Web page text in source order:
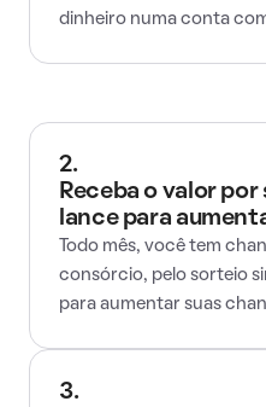
dinheiro numa conta
2.
Receba o valor
lance para
Todo mês, você tem
consórcio, pelo sorteio
para aumentar suas
3.